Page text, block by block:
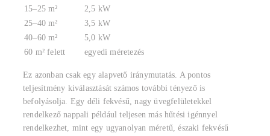
15–25 m²
2,5 kW
25–40 m²
3,5 kW
40–60 m²
5,0 kW
60 m² felett
egyedi méretezés
Ez azonban csak egy alapvető iránymutatás. A pontos
teljesítmény kiválasztását számos további tényező is
befolyásolja. Egy déli fekvésű, nagy üvegfelületekkel
rendelkező nappali például teljesen más hűtési igénnyel
rendelkezhet, mint egy ugyanolyan méretű, északi fekvésű